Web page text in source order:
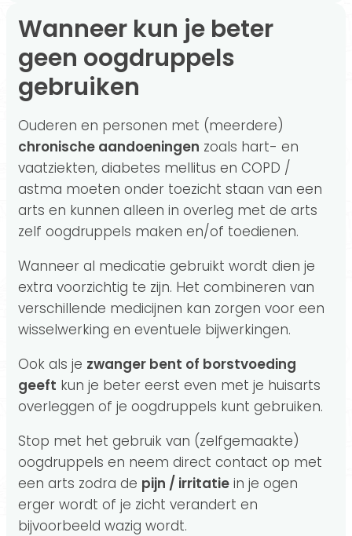
Wanneer kun je beter
geen oogdruppels
gebruiken
Ouderen en personen met (meerdere)
chronische aandoeningen zoals hart- en
vaatziekten, diabetes mellitus en COPD /
astma moeten onder toezicht staan van een
arts en kunnen alleen in overleg met de arts
zelf oogdruppels maken en/of toedienen.
Wanneer al medicatie gebruikt wordt dien je
extra voorzichtig te zijn. Het combineren van
verschillende medicijnen kan zorgen voor een
wisselwerking en eventuele bijwerkingen.
Ook als je zwanger bent of borstvoeding
geeft kun je beter eerst even met je huisarts
overleggen of je oogdruppels kunt gebruiken.
Stop met het gebruik van (zelfgemaakte)
oogdruppels en neem direct contact op met
een arts zodra de pijn / irritatie in je ogen
erger wordt of je zicht verandert en
bijvoorbeeld wazig wordt.